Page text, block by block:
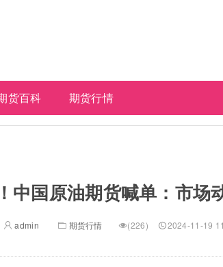
货百科 期货行情
中国原油期货喊单：市场
admin 期货行情 (226) 2024-11-19